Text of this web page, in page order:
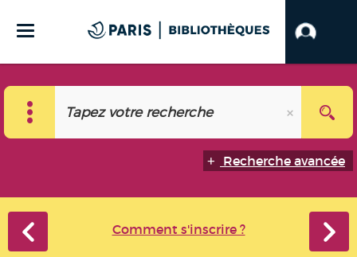
Recherche avancée
Comment s'inscrire ?